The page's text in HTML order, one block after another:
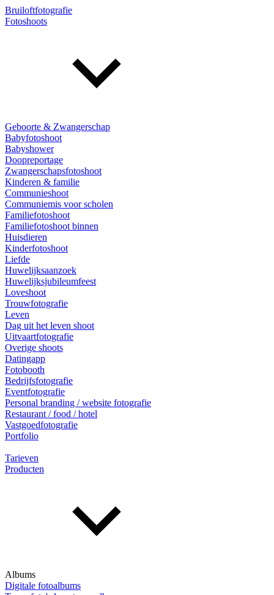
Bruiloftfotografie
Fotoshoots
Geboorte & Zwangerschap
Babyfotoshoot
Babyshower
Doopreportage
Zwangerschapsfotoshoot
Kinderen & familie
Communieshoot
Communiemis voor scholen
Familiefotoshoot
Familiefotoshoot binnen
Huisdieren
Kinderfotoshoot
Liefde
Huwelijksaanzoek
Huwelijksjubileumfeest
Loveshoot
Trouwfotografie
Leven
Dag uit het leven shoot
Uitvaartfotografie
Overige shoots
Datingapp
Fotobooth
Bedrijfsfotografie
Eventfotografie
Personal branding / website fotografie
Restaurant / food / hotel
Vastgoedfotografie
Portfolio
Tarieven
Producten
Albums
Digitale fotoalbums